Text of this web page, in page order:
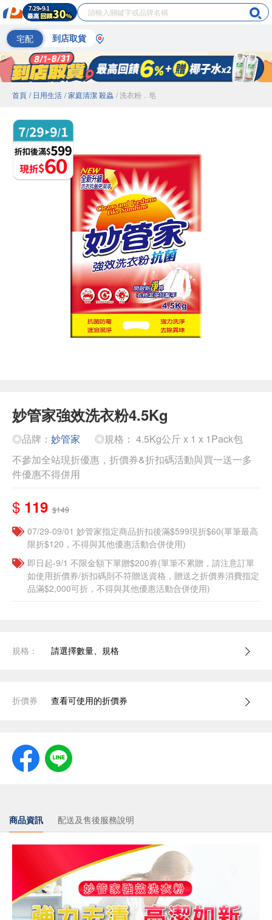
宅配 到店取貨
首頁 / 日用生活 / 家庭清潔 殺蟲 / 洗衣粉．皂
妙管家強效洗衣粉4.5Kg
◎品牌： 妙管家
◎規格： 4.5Kg公斤 x 1 x 1Pack包
不參加全站現折優惠，折價券&折扣碼活動與買一送一多
件優惠不得併用
$ 119 $149
07/29-09/01 妙管家指定商品折扣後滿$599現折$60(單筆最高
限折$120，不得與其他優惠活動合併使用)
即日起-9/1 不限金額下單贈$200券(單筆不累贈，請注意訂單
如使用折價券/折扣碼則不符贈送資格，贈送之折價券消費指定
品滿$2,000可折，不得與其他優惠活動合併使用)
規格： 請選擇數量、規格
折價券 查看可使用的折價券
商品資訊 配送及售後服務說明